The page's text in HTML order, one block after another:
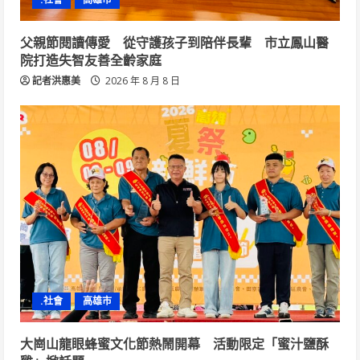
父親節閱讀傳愛 從守護孩子到陪伴長輩 市立鳳山醫
院打造失智友善全齡家庭
記者洪惠美 2026 年 8 月 8 日
.社會 高雄市
大崗山龍眼蜂蜜文化節熱鬧開幕 活動限定「蜜汁鹽酥